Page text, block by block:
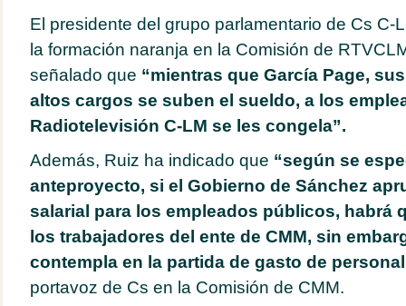
El presidente del grupo parlamentario de Cs C-
la formación naranja en la Comisión de
señalado que “mientras que García Page,
altos cargos se suben el sueldo, a los
Radiotelevisión C-LM se les congela”.
Además, Ruiz ha indicado que “según se
anteproyecto, si el Gobierno de Sánchez
salarial para los empleados públicos, habrá
los trabajadores del ente de CMM, sin
contempla en la partida de gasto de
portavoz de Cs en la Comisión de CMM.